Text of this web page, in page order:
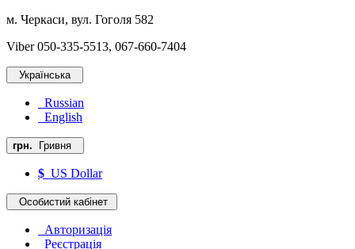
м. Черкаси, вул. Гоголя 582
Viber 050-335-5513, 067-660-7404
Українська
Russian
English
грн. Гривня
$ US Dollar
Особистий кабінет
Авторизація
Реєстрація